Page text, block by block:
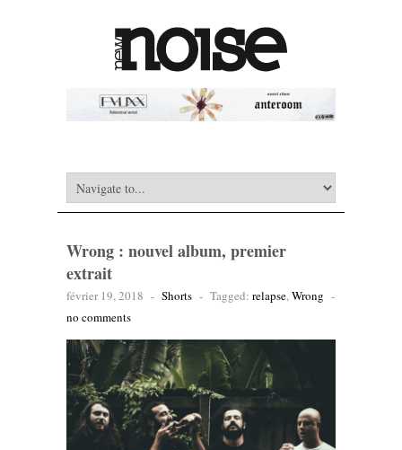
Wrong : nouvel album, premier
extrait
février 19, 2018 - Shorts - Tagged: relapse,Wrong -
no comments